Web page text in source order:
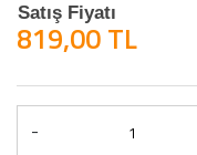
Satış Fiyatı
819,00 TL
-